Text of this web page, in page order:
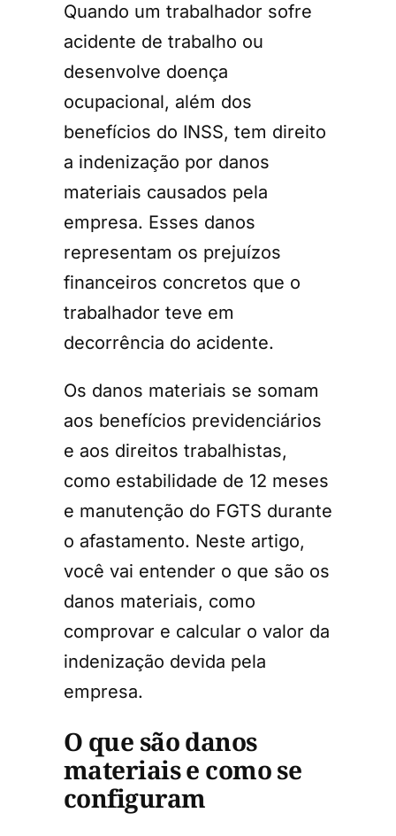
Quando um trabalhador sofre
acidente de trabalho ou
desenvolve doença
ocupacional, além dos
benefícios do INSS, tem direito
a indenização por danos
materiais causados pela
empresa. Esses danos
representam os prejuízos
financeiros concretos que o
trabalhador teve em
decorrência do acidente.
Os danos materiais se somam
aos benefícios previdenciários
e aos direitos trabalhistas,
como estabilidade de 12 meses
e manutenção do FGTS durante
o afastamento. Neste artigo,
você vai entender o que são os
danos materiais, como
comprovar e calcular o valor da
indenização devida pela
empresa.
O que são danos
materiais e como se
configuram